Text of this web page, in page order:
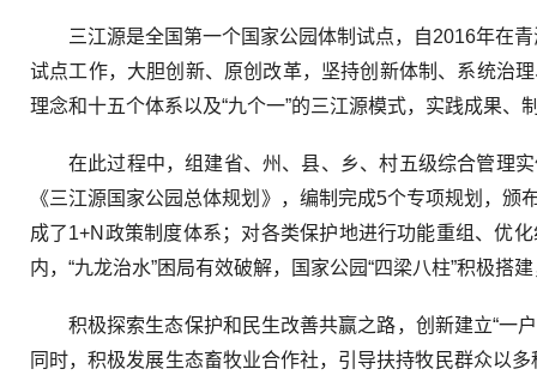
三江源是全国第一个国家公园体制试点，自2016年在
试点工作，大胆创新、原创改革，坚持创新体制、系统治
理念和十五个体系以及“九个一”的三江源模式，实践成果、
在此过程中，组建省、州、县、乡、村五级综合管理
《三江源国家公园总体规划》，编制完成5个专项规划，
成了1+N政策制度体系；对各类保护地进行功能重组、优
内，“九龙治水”困局有效破解，国家公园“四梁八柱”积极搭
积极探索生态保护和民生改善共赢之路，创新建立“一
同时，积极发展生态畜牧业合作社，引导扶持牧民群众以